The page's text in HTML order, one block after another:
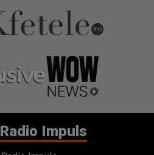
Impuls